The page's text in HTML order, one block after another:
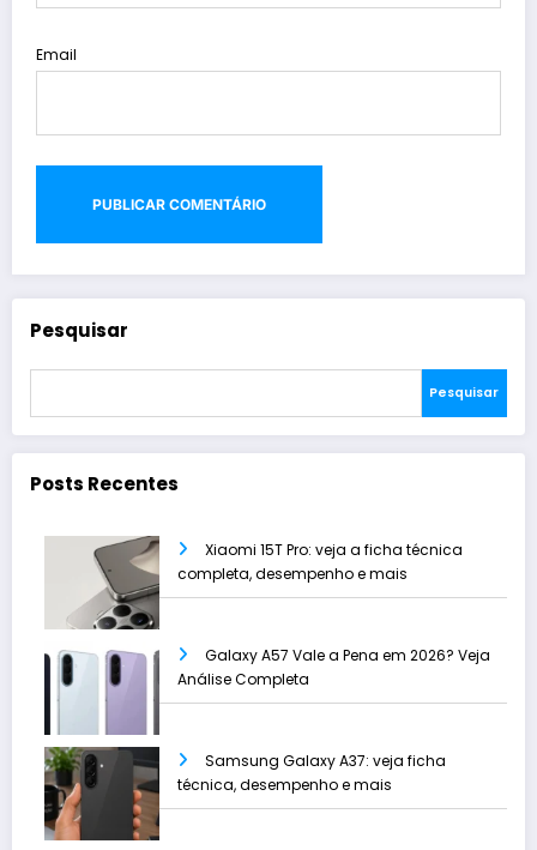
Email
Pesquisar
Pesquisar
Posts Recentes
Xiaomi 15T Pro: veja a ficha técnica
completa, desempenho e mais
Galaxy A57 Vale a Pena em 2026? Veja
Análise Completa
Samsung Galaxy A37: veja ficha
técnica, desempenho e mais